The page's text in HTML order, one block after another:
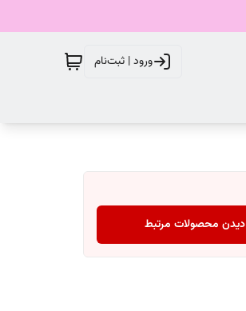
ورود | ثبت‌نام
دیدن محصولات مرتبط